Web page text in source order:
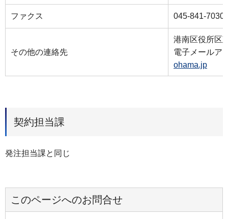
ファクス 045-841-7030
その他の連絡先
港南区役所区
電子メールア
ohama.jp
契約担当課
発注担当課と同じ
このページへのお問合せ